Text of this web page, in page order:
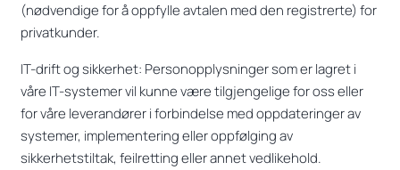
(nødvendige for å oppfylle avtalen med den registrerte) for
privatkunder.
IT-drift og sikkerhet: Personopplysninger som er lagret i
våre IT-systemer vil kunne være tilgjengelige for oss eller
for våre leverandører i forbindelse med oppdateringer av
systemer, implementering eller oppfølging av
sikkerhetstiltak, feilretting eller annet vedlikehold.